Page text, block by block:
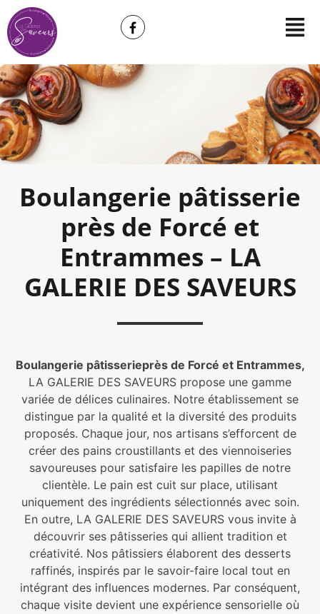
Boulangerie pâtisserie
près de Forcé et
Entrammes – LA
GALERIE DES SAVEURS
Boulangerie pâtisserieprès de Forcé et Entrammes,
LA GALERIE DES SAVEURS propose une gamme
variée de délices culinaires. Notre établissement se
distingue par la qualité et la diversité des produits
proposés. Chaque jour, nos artisans s’efforcent de
créer des pains croustillants et des viennoiseries
savoureuses pour satisfaire les papilles de notre
clientèle. Le pain est cuit sur place, utilisant
uniquement des ingrédients sélectionnés avec soin.
En outre, LA GALERIE DES SAVEURS vous invite à
découvrir ses pâtisseries qui allient tradition et
créativité. Nos pâtissiers élaborent des desserts
raffinés, inspirés par le savoir-faire local tout en
intégrant des influences modernes. Par conséquent,
chaque visite devient une expérience sensorielle où